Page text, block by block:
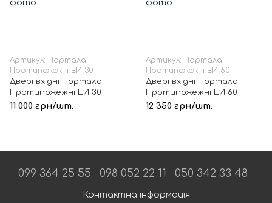
Артикул: Портала
Протипожежні ЕИ 30
Двері вхідні Портала
Протипожежні ЕИ 30
11 000 грн/шт.
Артикул: Портала
Протипожежні ЕИ 60
Двері вхідні Портала
Протипожежні ЕИ 60
12 350 грн/шт.
099 364 25 55 098 052 22 11 050 342 33 48
Контактна інформація